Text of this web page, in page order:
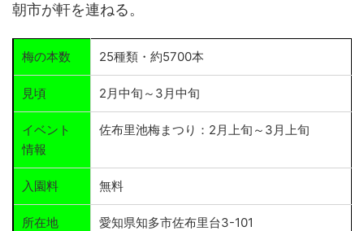
朝市が軒を連ねる。
梅の本数 25種類・約5700本
見頃 2月中旬～3月中旬
イベント
情報
佐布里池梅まつり：2月上旬～3月上旬
入園料 無料
所在地 愛知県知多市佐布里台3-101